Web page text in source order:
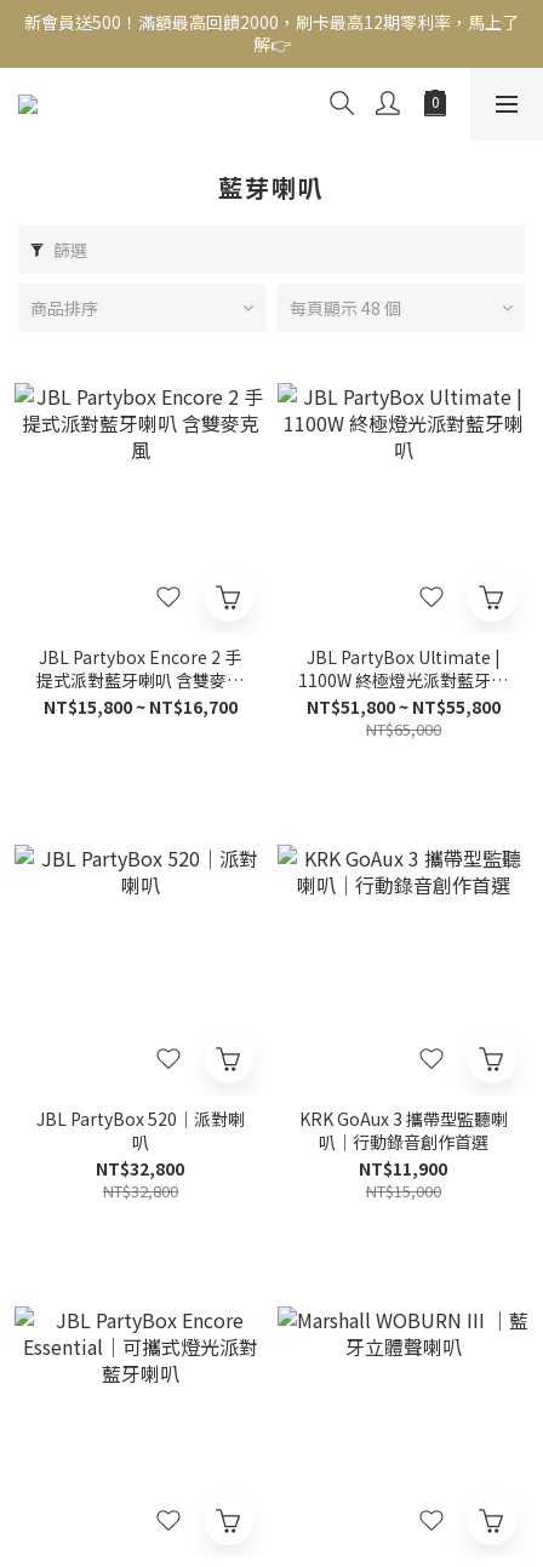
新會員送500！滿額最高回饋2000，刷卡最高12期零利率，馬上了
解👉
結帳頁選zingala銀角零卡分期，輕鬆打包
新會員送500！滿額最高回饋2000，刷卡最高12期零利率，馬上了
藍芽喇叭
篩選
商品排序 每頁顯示 48 個
JBL Partybox Encore 2 手
提式派對藍牙喇叭 含雙麥克
風
NT$15,800 ~ NT$16,700
JBL PartyBox Ultimate |
1100W 終極燈光派對藍牙喇
叭
NT$51,800 ~ NT$55,800
NT$65,000
JBL PartyBox 520｜派對喇
叭
NT$32,800
NT$32,800
KRK GoAux 3 攜帶型監聽喇
叭｜行動錄音創作首選
NT$11,900
NT$15,000